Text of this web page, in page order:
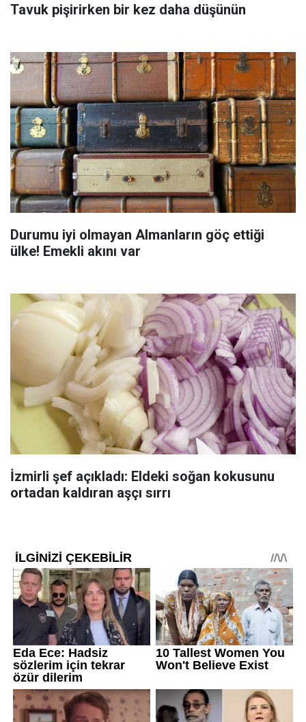
Tavuk pişirirken bir kez daha düşünün
Durumu iyi olmayan Almanların göç ettiği
ülke! Emekli akını var
İzmirli şef açıkladı: Eldeki soğan kokusunu
ortadan kaldıran aşçı sırrı